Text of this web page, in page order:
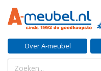
Over A-meubel